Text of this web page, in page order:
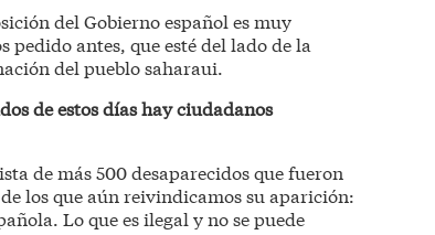
del Gobierno español es muy
pedido antes, que esté del lado de la
del pueblo saharaui.
de estos días hay ciudadanos
de más 500 desaparecidos que fueron
los que aún reivindicamos su aparición:
Lo que es ilegal y no se puede